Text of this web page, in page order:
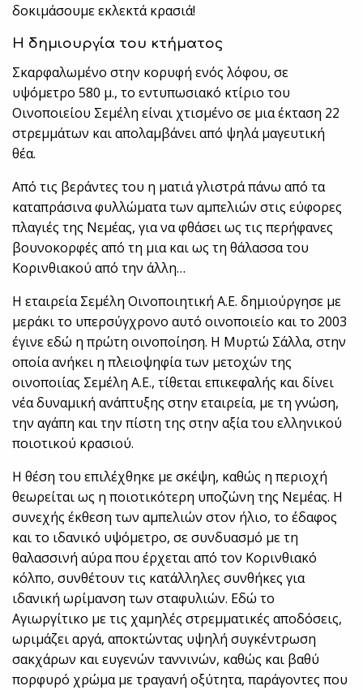
δοκιμάσουμε εκλεκτά κρασιά!
Η δημιουργία του κτήματος
Σκαρφαλωμένο στην κορυφή ενός λόφου, σε
υψόμετρο 580 μ., το εντυπωσιακό κτίριο του
Οινοποιείου Σεμέλη είναι χτισμένο σε μια έκταση 22
στρεμμάτων και απολαμβάνει από ψηλά μαγευτική
θέα.
Από τις βεράντες του η ματιά γλιστρά πάνω από τα
καταπράσινα φυλλώματα των αμπελιών στις εύφορες
πλαγιές της Νεμέας, για να φθάσει ως τις περήφανες
βουνοκορφές από τη μια και ως τη θάλασσα του
Κορινθιακού από την άλλη…
Η εταιρεία Σεμέλη Οινοποιητική Α.Ε. δημιούργησε με
μεράκι το υπερσύγχρονο αυτό οινοποιείο και το 2003
έγινε εδώ η πρώτη οινοποίηση. Η Μυρτώ Σάλλα, στην
οποία ανήκει η πλειοψηφία των μετοχών της
οινοποιίας Σεμέλη Α.Ε., τίθεται επικεφαλής και δίνει
νέα δυναμική ανάπτυξης στην εταιρεία, με τη γνώση,
την αγάπη και την πίστη της στην αξία του ελληνικού
ποιοτικού κρασιού.
Η θέση του επιλέχθηκε με σκέψη, καθώς η περιοχή
θεωρείται ως η ποιοτικότερη υποζώνη της Νεμέας. Η
συνεχής έκθεση των αμπελιών στον ήλιο, το έδαφος
και το ιδανικό υψόμετρο, σε συνδυασμό με τη
θαλασσινή αύρα που έρχεται από τον Κορινθιακό
κόλπο, συνθέτουν τις κατάλληλες συνθήκες για
ιδανική ωρίμανση των σταφυλιών. Εδώ το
Αγιωργίτικο με τις χαμηλές στρεμματικές αποδόσεις,
ωριμάζει αργά, αποκτώντας υψηλή συγκέντρωση
σακχάρων και ευγενών ταννινών, καθώς και βαθύ
πορφυρό χρώμα με τραγανή οξύτητα, παράγοντες που